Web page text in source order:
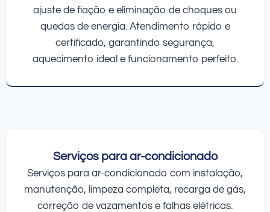
ajuste de fiação e eliminação de choques ou
quedas de energia. Atendimento rápido e
certificado, garantindo segurança,
aquecimento ideal e funcionamento perfeito.
Serviços para ar-condicionado
Serviços para ar-condicionado com instalação,
manutenção, limpeza completa, recarga de gás,
correção de vazamentos e falhas elétricas.